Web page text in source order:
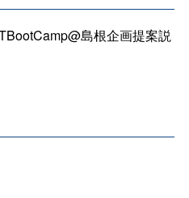
島根企画提案説